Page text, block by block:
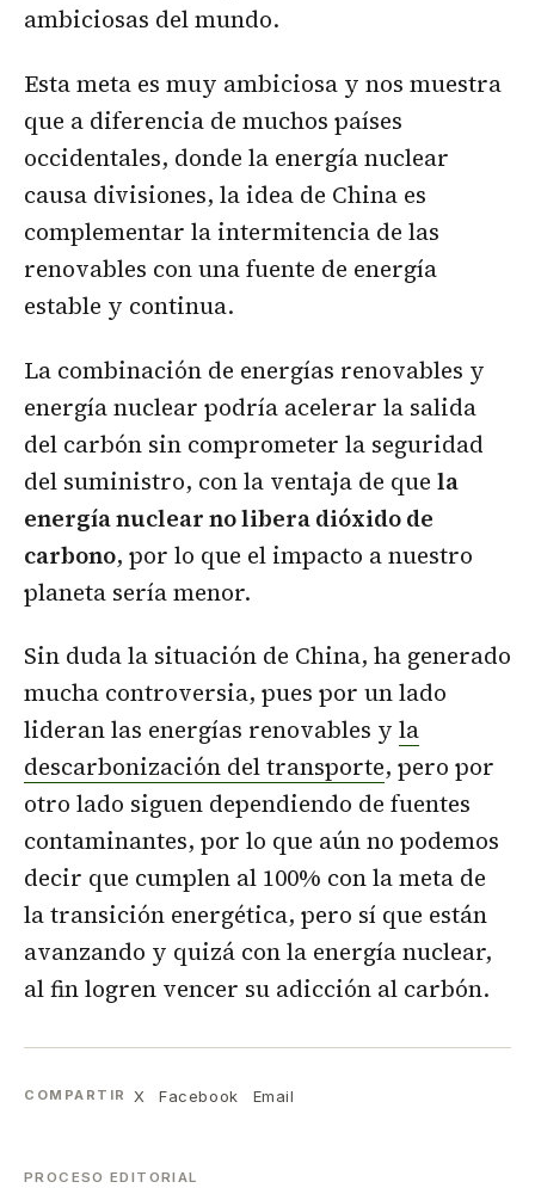
ambiciosas del mundo.
Esta meta es muy ambiciosa y nos muestra
que a diferencia de muchos países
occidentales, donde la energía nuclear
causa divisiones, la idea de China es
complementar la intermitencia de las
renovables con una fuente de energía
estable y continua.
La combinación de energías renovables y
energía nuclear podría acelerar la salida
del carbón sin comprometer la seguridad
del suministro, con la ventaja de que la
energía nuclear no libera dióxido de
carbono, por lo que el impacto a nuestro
planeta sería menor.
Sin duda la situación de China, ha generado
mucha controversia, pues por un lado
lideran las energías renovables y la
descarbonización del transporte, pero por
otro lado siguen dependiendo de fuentes
contaminantes, por lo que aún no podemos
decir que cumplen al 100% con la meta de
la transición energética, pero sí que están
avanzando y quizá con la energía nuclear,
al fin logren vencer su adicción al carbón.
COMPARTIR X Facebook Email
PROCESO EDITORIAL